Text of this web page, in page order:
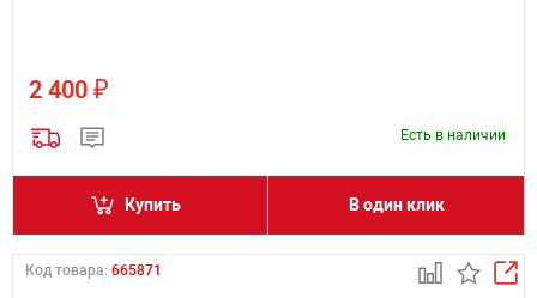
2 400 ₽
Есть в наличии
Купить В один клик
Код товара: 665871